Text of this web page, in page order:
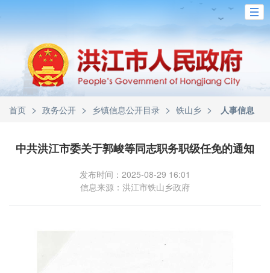
首页 > 政务公开 > 乡镇信息公开目录 > 铁山乡 > 人事信息
中共洪江市委关于郭峻等同志职务职级任免的通知
发布时间：2025-08-29 16:01
信息来源：洪江市铁山乡政府